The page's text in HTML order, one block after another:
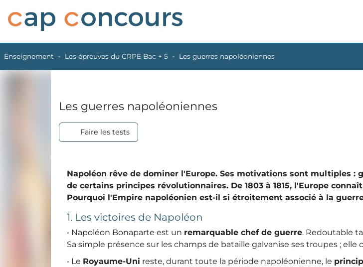
Enseignement Les épreuves du CRPE Bac + 5 Les guerres napoléoniennes
Les guerres napoléoniennes
Faire les tests
Napoléon rêve de dominer l'Europe. Ses motivations sont multiples :
de certains principes révolutionnaires. De 1803 à 1815, l'Europe
Pourquoi l'Empire napoléonien est-il si étroitement associé à la
1. Les victoires de Napoléon
• Napoléon Bonaparte est un remarquable chef de guerre. Redoutable
Sa simple présence sur les champs de bataille galvanise ses troupes ;
• Le Royaume-Uni reste, durant toute la période napoléonienne, le